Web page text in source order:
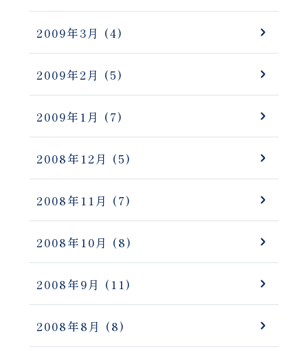
2009年3月 (4)
2009年2月 (5)
2009年1月 (7)
2008年12月 (5)
2008年11月 (7)
2008年10月 (8)
2008年9月 (11)
2008年8月 (8)